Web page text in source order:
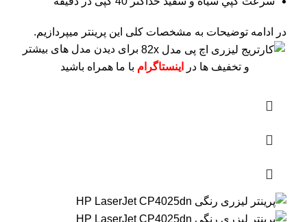
در ادامه توضیحات به مشخصات کلی این پرینتر میپردازیم.
برای دیدن مدل های بیشتر
و تخفیف ها در
اینستاگرام با ما همراه باشید